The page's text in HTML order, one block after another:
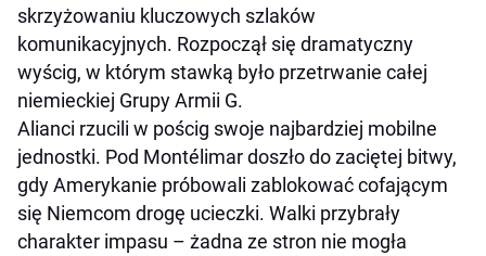
skrzyżowaniu kluczowych szlaków
komunikacyjnych. Rozpoczął się dramatyczny
wyścig, w którym stawką było przetrwanie całej
niemieckiej Grupy Armii G.
Alianci rzucili w pościg swoje najbardziej mobilne
jednostki. Pod Montélimar doszło do zaciętej bitwy,
gdy Amerykanie próbowali zablokować cofającym
się Niemcom drogę ucieczki. Walki przybrały
charakter impasu – żadna ze stron nie mogła